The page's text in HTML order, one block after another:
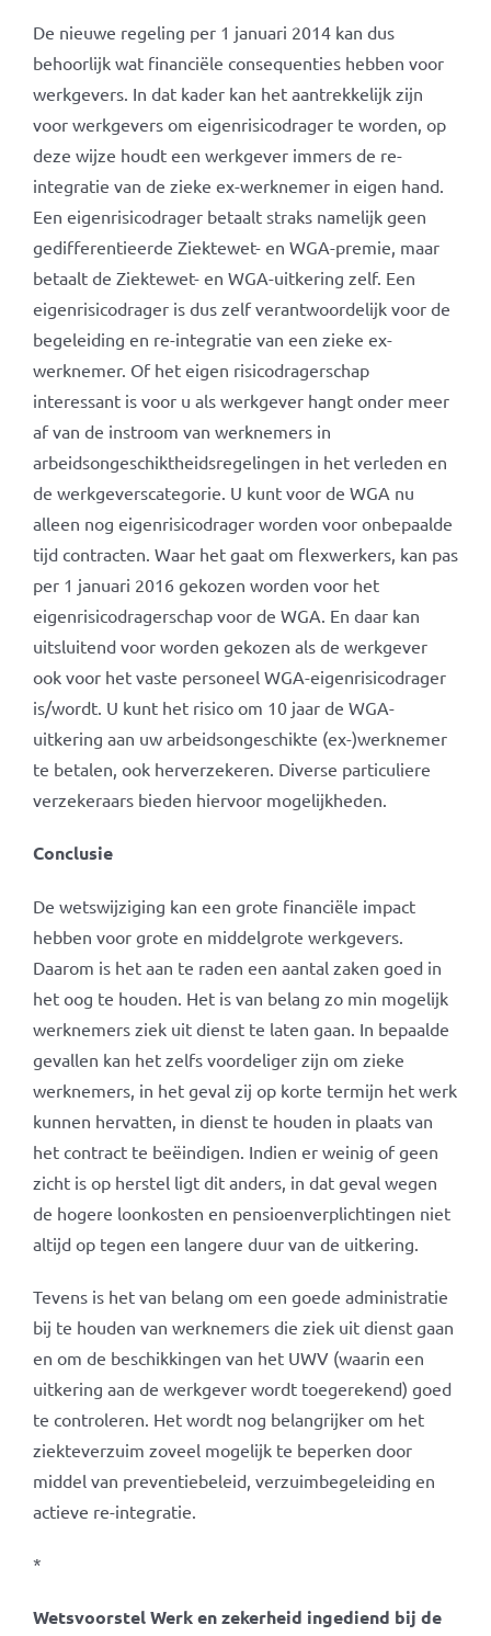
De nieuwe regeling per 1 januari 2014 kan dus
behoorlijk wat financiële consequenties hebben voor
werkgevers. In dat kader kan het aantrekkelijk zijn
voor werkgevers om eigenrisicodrager te worden, op
deze wijze houdt een werkgever immers de re-
integratie van de zieke ex-werknemer in eigen hand.
Een eigenrisicodrager betaalt straks namelijk geen
gedifferentieerde Ziektewet- en WGA-premie, maar
betaalt de Ziektewet- en WGA-uitkering zelf. Een
eigenrisicodrager is dus zelf verantwoordelijk voor de
begeleiding en re-integratie van een zieke ex-
werknemer. Of het eigen risicodragerschap
interessant is voor u als werkgever hangt onder meer
af van de instroom van werknemers in
arbeidsongeschiktheidsregelingen in het verleden en
de werkgeverscategorie. U kunt voor de WGA nu
alleen nog eigenrisicodrager worden voor onbepaalde
tijd contracten. Waar het gaat om flexwerkers, kan pas
per 1 januari 2016 gekozen worden voor het
eigenrisicodragerschap voor de WGA. En daar kan
uitsluitend voor worden gekozen als de werkgever
ook voor het vaste personeel WGA-eigenrisicodrager
is/wordt. U kunt het risico om 10 jaar de WGA-
uitkering aan uw arbeidsongeschikte (ex-)werknemer
te betalen, ook herverzekeren. Diverse particuliere
verzekeraars bieden hiervoor mogelijkheden.
Conclusie
De wetswijziging kan een grote financiële impact
hebben voor grote en middelgrote werkgevers.
Daarom is het aan te raden een aantal zaken goed in
het oog te houden. Het is van belang zo min mogelijk
werknemers ziek uit dienst te laten gaan. In bepaalde
gevallen kan het zelfs voordeliger zijn om zieke
werknemers, in het geval zij op korte termijn het werk
kunnen hervatten, in dienst te houden in plaats van
het contract te beëindigen. Indien er weinig of geen
zicht is op herstel ligt dit anders, in dat geval wegen
de hogere loonkosten en pensioenverplichtingen niet
altijd op tegen een langere duur van de uitkering.
Tevens is het van belang om een goede administratie
bij te houden van werknemers die ziek uit dienst gaan
en om de beschikkingen van het UWV (waarin een
uitkering aan de werkgever wordt toegerekend) goed
te controleren. Het wordt nog belangrijker om het
ziekteverzuim zoveel mogelijk te beperken door
middel van preventiebeleid, verzuimbegeleiding en
actieve re-integratie.
*
Wetsvoorstel Werk en zekerheid ingediend bij de